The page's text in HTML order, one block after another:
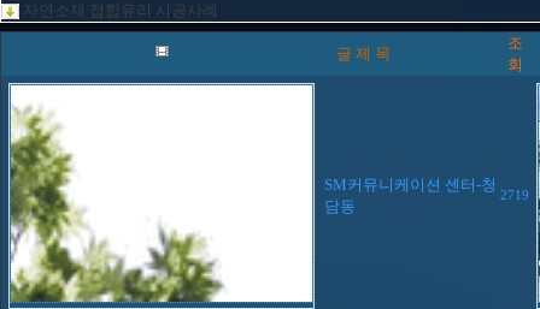
자연소재 접합유리 시공사례
글 제 목
조
회
SM커뮤니케이션 센터-청
담동
2719